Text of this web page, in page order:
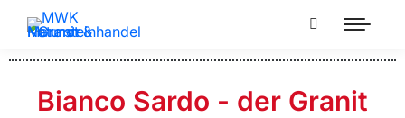
Bianco Sardo - der Granit